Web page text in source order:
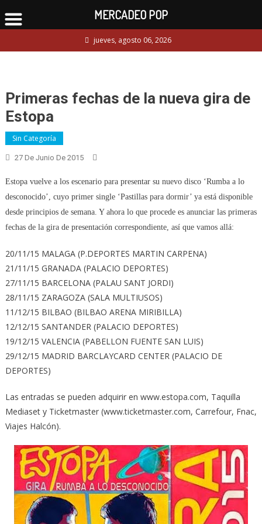
to
jueves, agosto 06, 2026
Primeras fechas de la nueva gira de
Estopa
Sin Categoría
27 De Junio De 2015
Estopa vuelve a los escenario para presentar su nuevo disco ‘Rumba a lo
desconocido’, cuyo primer single ‘Pastillas para dormir’ ya está disponible
desde principios de semana. Y ahora lo que procede es anunciar las primeras
fechas de la gira de presentación correspondiente, así que vamos allá:
20/11/15 MALAGA (P.DEPORTES MARTIN CARPENA)
21/11/15 GRANADA (PALACIO DEPORTES)
27/11/15 BARCELONA (PALAU SANT JORDI)
28/11/15 ZARAGOZA (SALA MULTIUSOS)
11/12/15 BILBAO (BILBAO ARENA MIRIBILLA)
12/12/15 SANTANDER (PALACIO DEPORTES)
19/12/15 VALENCIA (PABELLON FUENTE SAN LUIS)
29/12/15 MADRID BARCLAYCARD CENTER (PALACIO DE
DEPORTES)
Las entradas se pueden adquirir en www.estopa.com, Taquilla
Mediaset y Ticketmaster (www.ticketmaster.com, Carrefour, Fnac,
Viajes Halcón).
MERCADEO POP